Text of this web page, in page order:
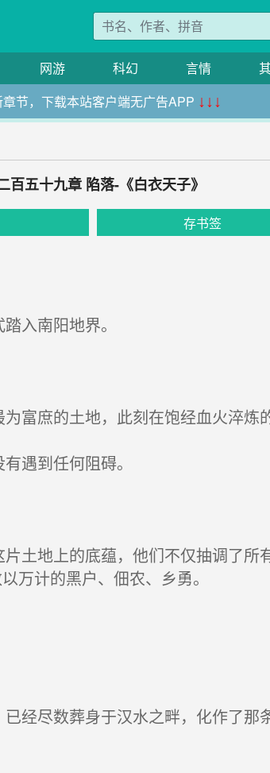
网游 科幻 言情
节，下载本站客户端无广告APP ↓↓↓
百五十九章 陷落-《白衣天子》
存书签
入南阳地界。
富庶的土地，此刻在饱经血火淬炼
遇到任何阻碍。
土地上的底蕴，他们不仅抽调了所
万计的黑户、佃农、乡勇。
经尽数葬身于汉水之畔，化作了那